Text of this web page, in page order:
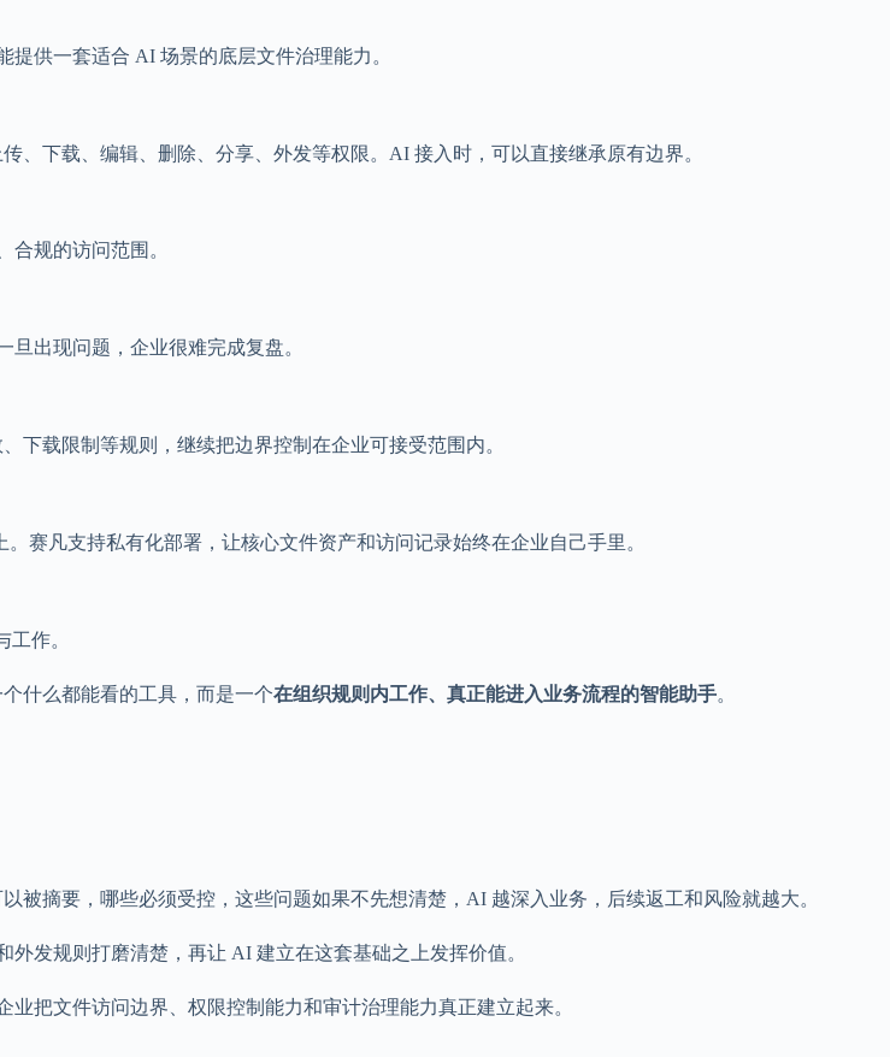
供一套适合 AI 场景的底层文件治理能力。
下载、编辑、删除、分享、外发等权限。AI 接入时，可以直接继承原有边界。
规的访问范围。
出现问题，企业很难完成复盘。
下载限制等规则，继续把边界控制在企业可接受范围内。
赛凡支持私有化部署，让核心文件资产和访问记录始终在企业自己手里。
作。
什么都能看的工具，而是一个在组织规则内工作、真正能进入业务流程的智能助手。
摘要，哪些必须受控，这些问题如果不先想清楚，AI 越深入业务，后续返工和风险就越大。
发规则打磨清楚，再让 AI 建立在这套基础之上发挥价值。
把文件访问边界、权限控制能力和审计治理能力真正建立起来。